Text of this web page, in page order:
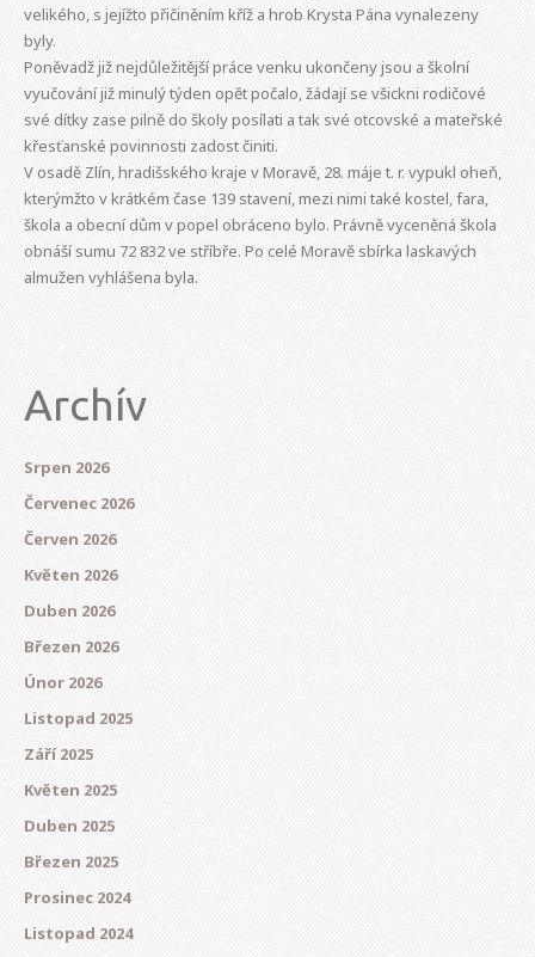
velikého, s jejížto přičiněním kříž a hrob Krysta Pána vynalezeny
byly.
Poněvadž již nejdůležitější práce venku ukončeny jsou a školní
vyučování již minulý týden opět počalo, žádají se všickni rodičové
své dítky zase pilně do školy posílati a tak své otcovské a mateřské
křesťanské povinnosti zadost činiti.
V osadě Zlín, hradišského kraje v Moravě, 28. máje t. r. vypukl oheň,
kterýmžto v krátkém čase 139 stavení, mezi nimi také kostel, fara,
škola a obecní dům v popel obráceno bylo. Právně vyceněná škola
obnáší sumu 72 832 ve stříbře. Po celé Moravě sbírka laskavých
almužen vyhlášena byla.
Archív
Srpen 2026
Červenec 2026
Červen 2026
Květen 2026
Duben 2026
Březen 2026
Únor 2026
Listopad 2025
Září 2025
Květen 2025
Duben 2025
Březen 2025
Prosinec 2024
Listopad 2024